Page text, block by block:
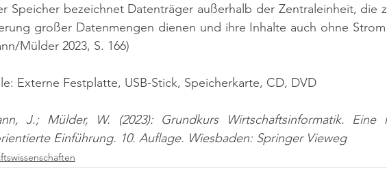
Speicher bezeichnet Datenträger außerhalb der Zentraleinheit, die
großer Datenmengen dienen und ihre Inhalte auch ohne
Mülder 2023, S. 166)
Externe Festplatte, USB-Stick, Speicherkarte, CD, DVD
J.; Mülder, W. (2023): Grundkurs Wirtschaftsinformatik. Eine
Einführung. 10. Auflage. Wiesbaden: Springer Vieweg